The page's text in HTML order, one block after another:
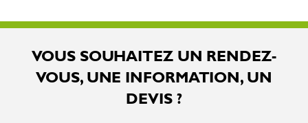
VOUS SOUHAITEZ UN RENDEZ-
VOUS, UNE INFORMATION, UN
DEVIS ?